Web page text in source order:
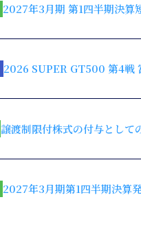
2027年3月期 第1四半期決算
2026 SUPER GT500 第4戦
譲渡制限付株式の付与として
2027年3月期第1四半期決算